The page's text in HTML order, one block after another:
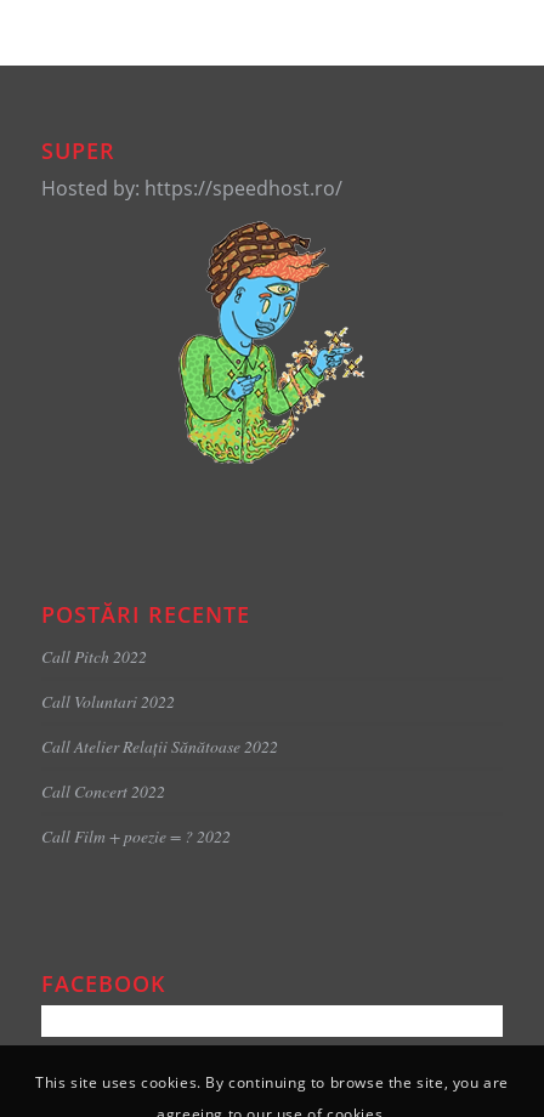
SUPER
Hosted by: https://speedhost.ro/
POSTĂRI RECENTE
Call Pitch 2022
Call Voluntari 2022
Call Atelier Relații Sănătoase 2022
Call Concert 2022
Call Film + poezie = ? 2022
FACEBOOK
This site uses cookies. By continuing to browse the site, you are